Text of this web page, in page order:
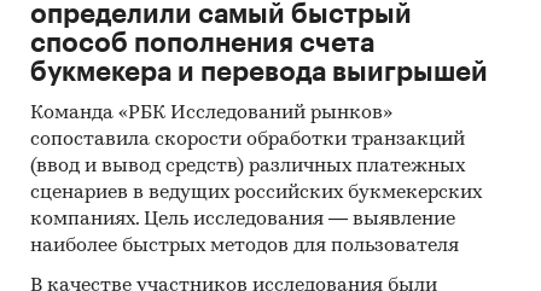
определили самый быстрый
способ пополнения счета
букмекера и перевода выигрышей
Команда «РБК Исследований рынков»
сопоставила скорости обработки транзакций
(ввод и вывод средств) различных платежных
сценариев в ведущих российских букмекерских
компаниях. Цель исследования — выявление
наиболее быстрых методов для пользователя
В качестве участников исследования были